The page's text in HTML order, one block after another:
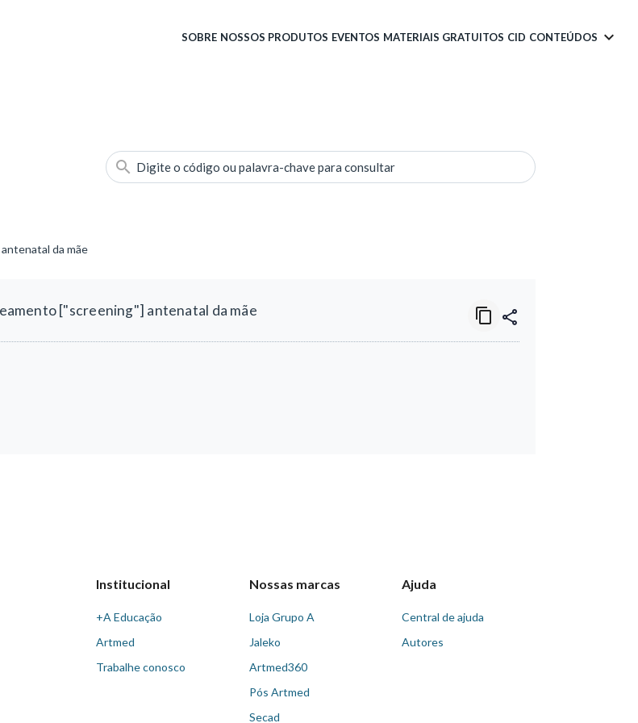
SOBRE NOSSOS PRODUTOS EVENTOS MATERIAIS GRATUITOS CID CONTEÚDOS
Digite o código ou palavra-chave para consultar
da mãe
["screening"] antenatal da mãe
Institucional
+A Educação
Artmed
Trabalhe conosco
Nossas marcas
Loja Grupo A
Jaleko
Artmed360
Pós Artmed
Secad
Ajuda
Central de ajuda
Autores